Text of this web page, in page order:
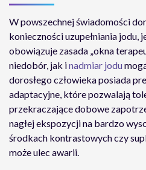
W powszechnej świadomości
konieczności uzupełniania jodu,
obowiązuje zasada „okna
niedobór, jak inadmiar jodu
dorosłego człowieka posiada
adaptacyjne, które pozwalają
przekraczające dobowe
nagłej ekspozycji na bardzo
środkach kontrastowych czy
może ulec awarii.